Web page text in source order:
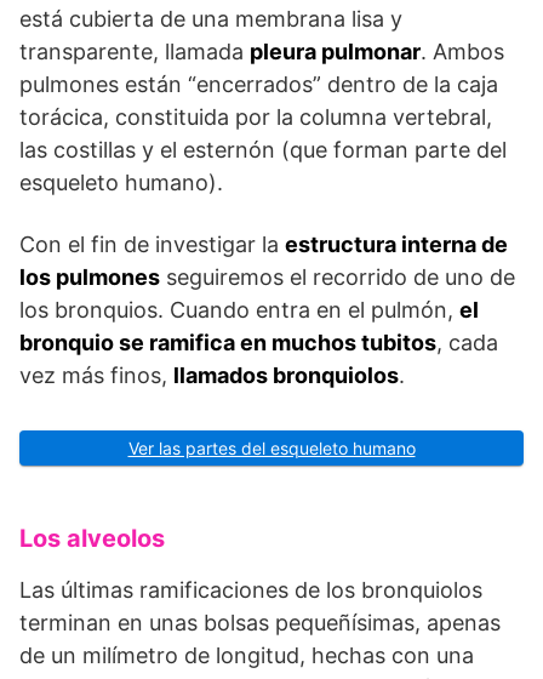
está cubierta de una membrana lisa y
transparente, llamada pleura pulmonar. Ambos
pulmones están “encerrados” dentro de la caja
torácica, constituida por la columna vertebral,
las costillas y el esternón (que forman parte del
esqueleto humano).
Con el fin de investigar la estructura interna de
los pulmones seguiremos el recorrido de uno de
los bronquios. Cuando entra en el pulmón, el
bronquio se ramifica en muchos tubitos, cada
vez más finos, llamados bronquiolos.
Ver las partes del esqueleto humano
Los alveolos
Las últimas ramificaciones de los bronquiolos
terminan en unas bolsas pequeñísimas, apenas
de un milímetro de longitud, hechas con una